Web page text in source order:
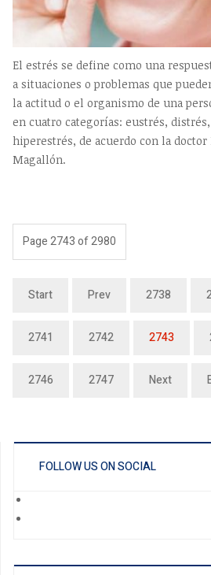
El estrés se define como una
a situaciones o problemas que
la actitud o el organismo de una
en cuatro categorías: eustrés,
hiperestrés, de acuerdo con la
Magallón.
Page 2743 of 2980
Start Prev 2738
2741 2742 2743
2746 2747 Next
FOLLOW US ON SOCIAL